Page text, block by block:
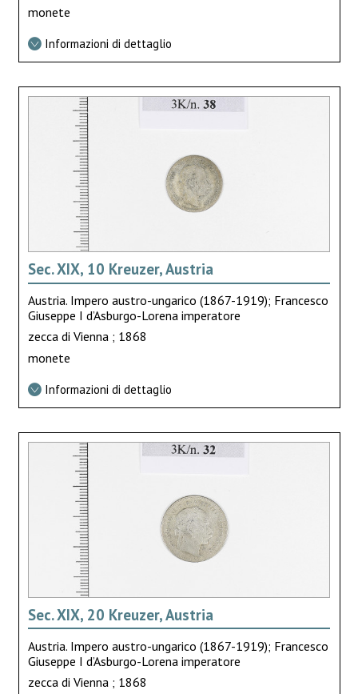
monete
Informazioni di dettaglio
Sec. XIX, 10 Kreuzer, Austria
Austria. Impero austro-ungarico (1867-1919); Francesco
Giuseppe I d’Asburgo-Lorena imperatore
zecca di Vienna ; 1868
monete
Informazioni di dettaglio
Sec. XIX, 20 Kreuzer, Austria
Austria. Impero austro-ungarico (1867-1919); Francesco
Giuseppe I d’Asburgo-Lorena imperatore
zecca di Vienna ; 1868